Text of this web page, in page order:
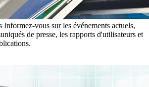
Informez-vous sur les événements actuels,
de presse, les rapports d'utilisateurs et